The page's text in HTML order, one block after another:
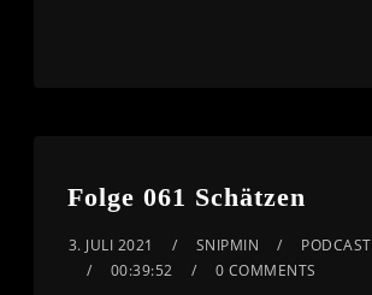
Folge 061 Schätzen
3. JULI 2021 SNIPMIN PODCAST
00:39:52
0 COMMENTS